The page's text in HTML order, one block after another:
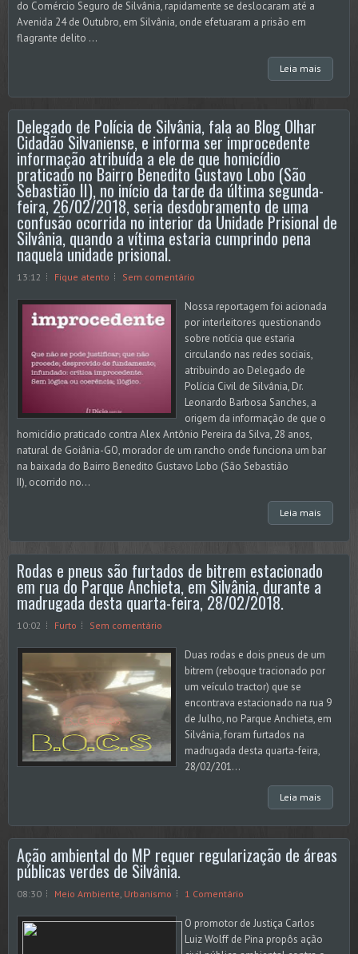
do Comércio Seguro de Silvânia, rapidamente se deslocaram até a
Avenida 24 de Outubro, em Silvânia, onde efetuaram a prisão em
flagrante delito ...
Leia mais
Delegado de Polícia de Silvânia, fala ao Blog Olhar
Cidadão Silvaniense, e informa ser improcedente
informação atribuída a ele de que homicídio
praticado no Bairro Benedito Gustavo Lobo (São
Sebastião II), no início da tarde da última segunda-
feira, 26/02/2018, seria desdobramento de uma
confusão ocorrida no interior da Unidade Prisional de
Silvânia, quando a vítima estaria cumprindo pena
naquela unidade prisional.
13:12 Fique atento Sem comentário
Nossa reportagem foi acionada
por interleitores questionando
sobre notícia que estaria
circulando nas redes sociais,
atribuindo ao Delegado de
Polícia Civil de Silvânia, Dr.
Leonardo Barbosa Sanches, a
origem da informação de que o
homicídio praticado contra Alex Antônio Pereira da Silva, 28 anos,
natural de Goiânia-GO, morador de um rancho onde funciona um bar
na baixada do Bairro Benedito Gustavo Lobo (São Sebastião
II), ocorrido no...
Leia mais
Rodas e pneus são furtados de bitrem estacionado
em rua do Parque Anchieta, em Silvânia, durante a
madrugada desta quarta-feira, 28/02/2018.
10:02 Furto Sem comentário
Duas rodas e dois pneus de um
bitrem (reboque tracionado por
um veículo tractor) que se
encontrava estacionado na rua 9
de Julho, no Parque Anchieta, em
Silvânia, foram furtados na
madrugada desta quarta-feira,
28/02/201...
Leia mais
Ação ambiental do MP requer regularização de áreas
públicas verdes de Silvânia.
08:30 Meio Ambiente, Urbanismo 1 Comentário
O promotor de Justiça Carlos
Luiz Wolff de Pina propôs ação